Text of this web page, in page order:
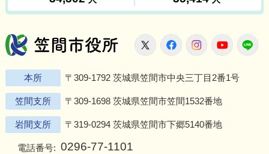
笠間市役所
X FacebookInstagram
本所 〒309-1792 茨城県笠間市中央三丁目2番1号
笠間支所 〒309-1698 茨城県笠間市笠間1532番地
岩間支所 〒319-0294 茨城県笠間市下郷5140番地
電話番号: 0296-77-1101